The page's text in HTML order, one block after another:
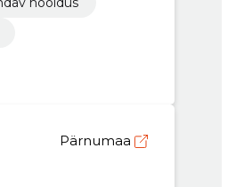
Pärnumaa